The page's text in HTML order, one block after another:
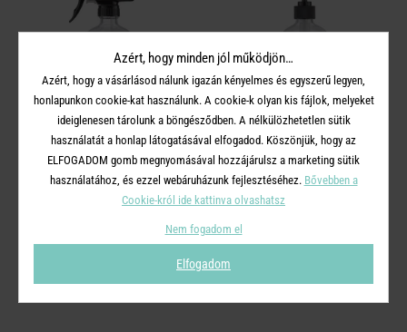
ECO
újratölthető szórófejes
palack, üveg 500ml
ECO
újratölthető tisztítószer
adagoló, üveg 500ml
Azért, hogy minden jól működjön…
Azért, hogy a vásárlásod nálunk igazán kényelmes és egyszerű legyen,
honlapunkon cookie-kat használunk. A cookie-k olyan kis fájlok, melyeket
ideiglenesen tárolunk a böngésződben. A nélkülözhetetlen sütik
használatát a honlap látogatásával elfogadod. Köszönjük, hogy az
ELFOGADOM gomb megnyomásával hozzájárulsz a marketing sütik
használatához, és ezzel webáruházunk fejlesztéséhez. Bővebben a
Cookie-król ide kattinva olvashatsz
Nem fogadom el
Elfogadom